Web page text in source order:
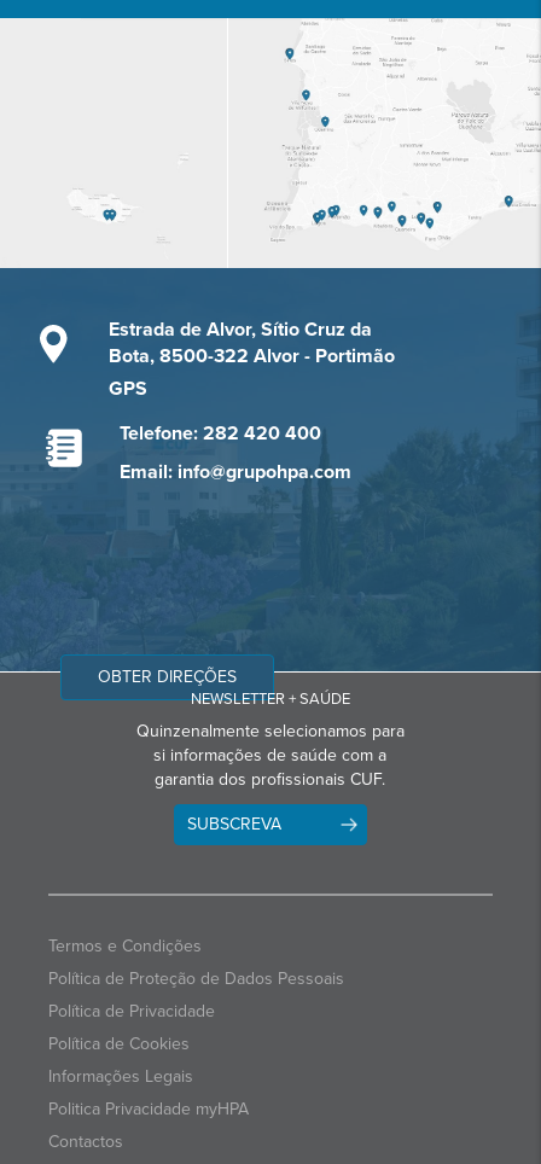
Estrada de Alvor, Sítio Cruz da
Bota, 8500-322 Alvor - Portimão
GPS
Telefone: 282 420 400
Email: info@grupohpa.com
OBTER DIREÇÕES
NEWSLETTER + SAÚDE
Quinzenalmente selecionamos para
si informações de saúde com a
garantia dos profissionais CUF.
SUBSCREVA
Termos e Condições
Política de Proteção de Dados Pessoais
Política de Privacidade
Política de Cookies
Informações Legais
Politica Privacidade myHPA
Contactos